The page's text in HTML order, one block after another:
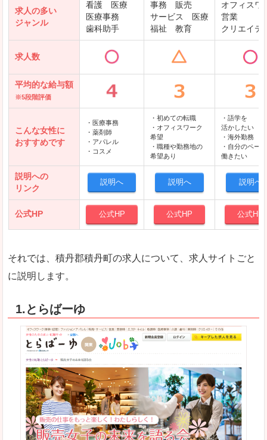
求人の多い
ジャンル
看護 医療
医療事務
歯科助手
事務 販売
サービス 医療
福祉 教育
オフィスワ
営業
クリエイテ
求人数
平均的な給与額
※5段階評価
こんな女性に
おすすめです
・医療事務
・薬剤師
・アパレル
・コスメ
・初めての転職
・オフィスワーク
希望
・職種や勤務地の
希望あり
・語学を
活かしたい
・海外勤務
・自分のペー
働きたい
説明への
リンク
説明へ 説明へ 説明へ
公式HP 公式HP 公式HP 公式HP
それでは、積丹郡積丹町の求人について、求人サイトごと
に説明します。
1.とらばーゆ